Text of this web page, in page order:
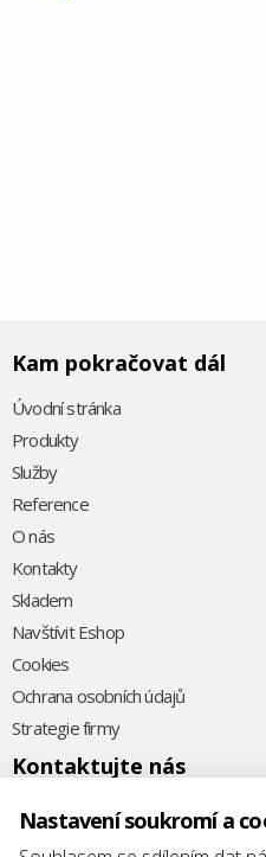
Kam pokračovat dál
Úvodní stránka
Produkty
Služby
Reference
O nás
Kontakty
Skladem
Navštívit Eshop
Cookies
Ochrana osobních údajů
Strategie firmy
Kontaktujte nás
+420 575 571 000
@ elkoplast@elkoplast.cz
Nastavení soukromí a